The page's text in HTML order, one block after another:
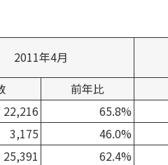
2011年4月
前年比
22,216 65.8%
3,175 46.0%
25,391 62.4%